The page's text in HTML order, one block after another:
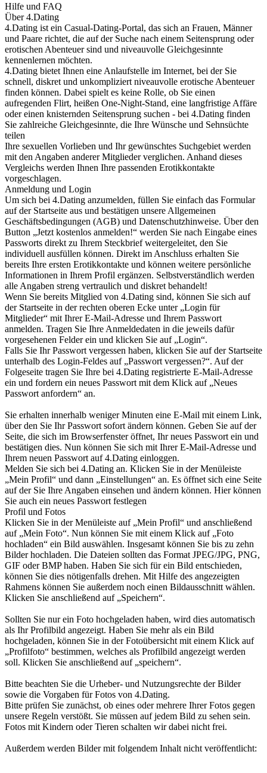
Hilfe und FAQ
Über 4.Dating
4.Dating ist ein Casual-Dating-Portal, das sich an Frauen, Männer
und Paare richtet, die auf der Suche nach einem Seitensprung oder
erotischen Abenteuer sind und niveauvolle Gleichgesinnte
kennenlernen möchten.
4.Dating bietet Ihnen eine Anlaufstelle im Internet, bei der Sie
schnell, diskret und unkompliziert niveauvolle erotische Abenteuer
finden können. Dabei spielt es keine Rolle, ob Sie einen
aufregenden Flirt, heißen One-Night-Stand, eine langfristige Affäre
oder einen knisternden Seitensprung suchen - bei 4.Dating finden
Sie zahlreiche Gleichgesinnte, die Ihre Wünsche und Sehnsüchte
teilen
Ihre sexuellen Vorlieben und Ihr gewünschtes Suchgebiet werden
mit den Angaben anderer Mitglieder verglichen. Anhand dieses
Vergleichs werden Ihnen Ihre passenden Erotikkontakte
vorgeschlagen.
Anmeldung und Login
Um sich bei 4.Dating anzumelden, füllen Sie einfach das Formular
auf der Startseite aus und bestätigen unsere Allgemeinen
Geschäftsbedingungen (AGB) und Datenschutzhinweise. Über den
Button „Jetzt kostenlos anmelden!“ werden Sie nach Eingabe eines
Passworts direkt zu Ihrem Steckbrief weitergeleitet, den Sie
individuell ausfüllen können. Direkt im Anschluss erhalten Sie
bereits Ihre ersten Erotikkontakte und können weitere persönliche
Informationen in Ihrem Profil ergänzen. Selbstverständlich werden
alle Angaben streng vertraulich und diskret behandelt!
Wenn Sie bereits Mitglied von 4.Dating sind, können Sie sich auf
der Startseite in der rechten oberen Ecke unter „Login für
Mitglieder“ mit Ihrer E-Mail-Adresse und Ihrem Passwort
anmelden. Tragen Sie Ihre Anmeldedaten in die jeweils dafür
vorgesehenen Felder ein und klicken Sie auf „Login“.
Falls Sie Ihr Passwort vergessen haben, klicken Sie auf der Startseite
unterhalb des Login-Feldes auf „Passwort vergessen?“. Auf der
Folgeseite tragen Sie Ihre bei 4.Dating registrierte E-Mail-Adresse
ein und fordern ein neues Passwort mit dem Klick auf „Neues
Passwort anfordern“ an.
Sie erhalten innerhalb weniger Minuten eine E-Mail mit einem Link,
über den Sie Ihr Passwort sofort ändern können. Geben Sie auf der
Seite, die sich im Browserfenster öffnet, Ihr neues Passwort ein und
bestätigen dies. Nun können Sie sich mit Ihrer E-Mail-Adresse und
Ihrem neuen Passwort auf 4.Dating einloggen.
Melden Sie sich bei 4.Dating an. Klicken Sie in der Menüleiste
„Mein Profil“ und dann „Einstellungen“ an. Es öffnet sich eine Seite
auf der Sie Ihre Angaben einsehen und ändern können. Hier können
Sie auch ein neues Passwort festlegen
Profil und Fotos
Klicken Sie in der Menüleiste auf „Mein Profil“ und anschließend
auf „Mein Foto“. Nun können Sie mit einem Klick auf „Foto
hochladen“ ein Bild auswählen. Insgesamt können Sie bis zu zehn
Bilder hochladen. Die Dateien sollten das Format JPEG/JPG, PNG,
GIF oder BMP haben. Haben Sie sich für ein Bild entschieden,
können Sie dies nötigenfalls drehen. Mit Hilfe des angezeigten
Rahmens können Sie außerdem noch einen Bildausschnitt wählen.
Klicken Sie anschließend auf „Speichern“.
Sollten Sie nur ein Foto hochgeladen haben, wird dies automatisch
als Ihr Profilbild angezeigt. Haben Sie mehr als ein Bild
hochgeladen, können Sie in der Fotoübersicht mit einem Klick auf
„Profilfoto“ bestimmen, welches als Profilbild angezeigt werden
soll. Klicken Sie anschließend auf „speichern“.
Bitte beachten Sie die Urheber- und Nutzungsrechte der Bilder
sowie die Vorgaben für Fotos von 4.Dating.
Bitte prüfen Sie zunächst, ob eines oder mehrere Ihrer Fotos gegen
unsere Regeln verstößt. Sie müssen auf jedem Bild zu sehen sein.
Fotos mit Kindern oder Tieren schalten wir dabei nicht frei.
Außerdem werden Bilder mit folgendem Inhalt nicht veröffentlicht: